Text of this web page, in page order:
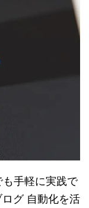
手軽に実践で
ログ 自動化を活